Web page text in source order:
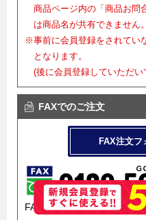
商品ページ内の「商品お問
は商品名が共有できません。
※事前に会員登録をされてい
となります。
(後に会員登録していただ
FAXでのご注文
FAX注文フ
FAX注文フォームを導入し